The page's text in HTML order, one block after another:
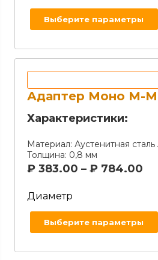
Выберите параметры
Адаптер Моно М-М
Характеристики:
Материал: Аустенитная
Толщина: 0,8 мм
₽ 383.00 – ₽ 784.00
Диаметр
Выберите параметры